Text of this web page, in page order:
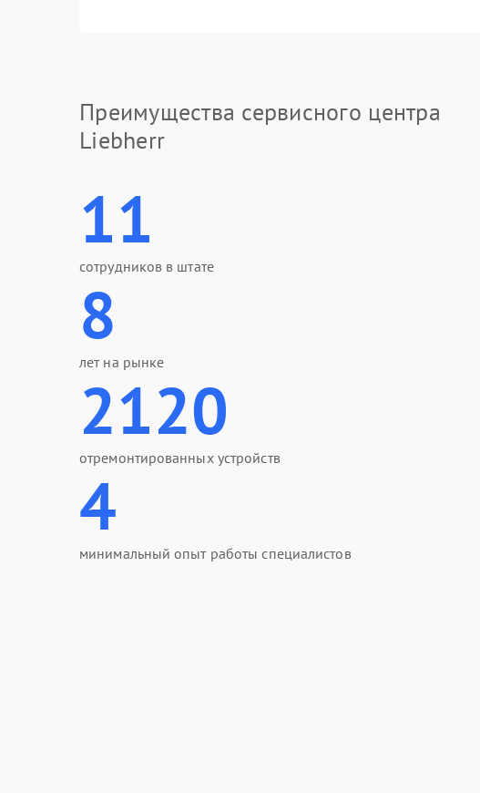
Преимущества сервисного центра
Liebherr
11
сотрудников в штате
8
лет на рынке
2120
отремонтированных устройств
4
минимальный опыт работы специалистов